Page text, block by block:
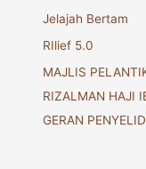
Jelajah Bertam
RIlief 5.0
MAJLIS
RIZALMAN HAJI
GERAN